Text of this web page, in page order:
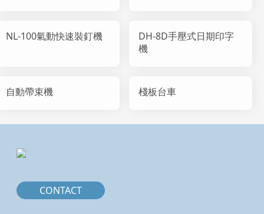
NL-100氣動快速裝釘機
DH-8D手壓式日期印字
機
自動帶束機 棧板台車
CONTACT